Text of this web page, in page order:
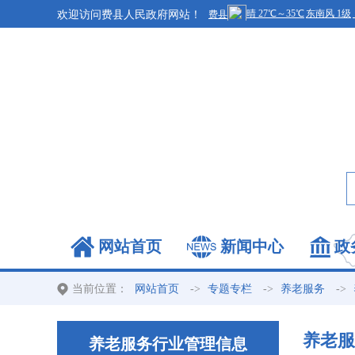
欢迎访问费县人民政府网站！
网站首页 新闻中心 政
当前位置： 网站首页 -> 专题专栏 -> 养老服务 ->
养老服务行业管理信息 养老